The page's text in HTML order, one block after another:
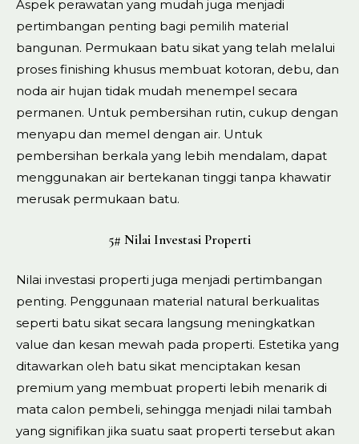
Aspek perawatan yang mudah juga menjadi
pertimbangan penting bagi pemilih material
bangunan. Permukaan batu sikat yang telah melalui
proses finishing khusus membuat kotoran, debu, dan
noda air hujan tidak mudah menempel secara
permanen. Untuk pembersihan rutin, cukup dengan
menyapu dan memel dengan air. Untuk
pembersihan berkala yang lebih mendalam, dapat
menggunakan air bertekanan tinggi tanpa khawatir
merusak permukaan batu.
5# Nilai Investasi Properti
Nilai investasi properti juga menjadi pertimbangan
penting. Penggunaan material natural berkualitas
seperti batu sikat secara langsung meningkatkan
value dan kesan mewah pada properti. Estetika yang
ditawarkan oleh batu sikat menciptakan kesan
premium yang membuat properti lebih menarik di
mata calon pembeli, sehingga menjadi nilai tambah
yang signifikan jika suatu saat properti tersebut akan